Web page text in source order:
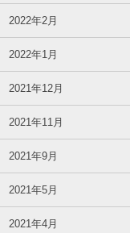
2022年2月
2022年1月
2021年12月
2021年11月
2021年9月
2021年5月
2021年4月